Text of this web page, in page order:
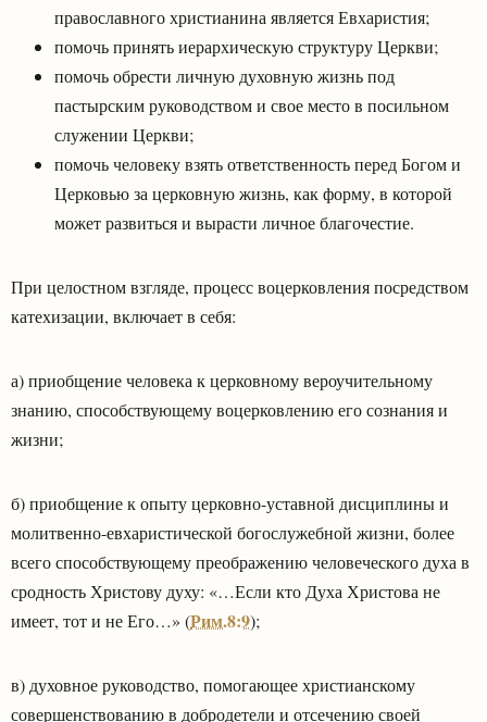
православного христианина является Евхаристия;
помочь принять иерархическую структуру Церкви;
помочь обрести личную духовную жизнь под
пастырским руководством и свое место в посильном
служении Церкви;
помочь человеку взять ответственность перед Богом и
Церковью за церковную жизнь, как форму, в которой
может развиться и вырасти личное благочестие.
При целостном взгляде, процесс воцерковления посредством
катехизации, включает в себя:
а) приобщение человека к церковному вероучительному
знанию, способствующему воцерковлению его сознания и
жизни;
б) приобщение к опыту церковно-уставной дисциплины и
молитвенно-евхаристической богослужебной жизни, более
всего способствующему преображению человеческого духа в
сродность Христову духу: «…Если кто Духа Христова не
имеет, тот и не Его…» (Рим.8:9);
в) духовное руководство, помогающее христианскому
совершенствованию в добродетели и отсечению своей